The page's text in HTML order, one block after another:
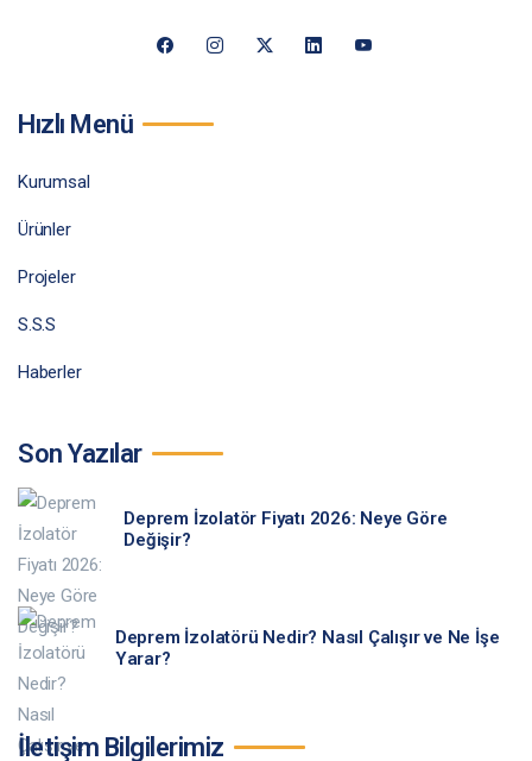
Hızlı Menü
Kurumsal
Ürünler
Projeler
S.S.S
Haberler
Son Yazılar
Deprem İzolatör Fiyatı 2026: Neye Göre
Değişir?
Deprem İzolatörü Nedir? Nasıl Çalışır ve Ne İşe
Yarar?
İletişim Bilgilerimiz